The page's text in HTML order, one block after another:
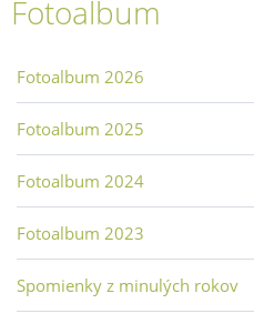
Fotoalbum
Fotoalbum 2026
Fotoalbum 2025
Fotoalbum 2024
Fotoalbum 2023
Spomienky z minulých rokov